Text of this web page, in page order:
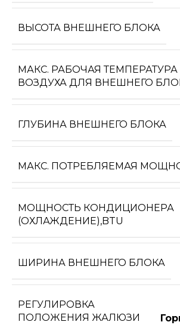
ВЫСОТА ВНЕШНЕГО БЛОКА
МАКС. РАБОЧАЯ ТЕМПЕРАТУРА
ВОЗДУХА ДЛЯ ВНЕШНЕГО
ГЛУБИНА ВНЕШНЕГО БЛОКА
МАКС. ПОТРЕБЛЯЕМАЯ
МОЩНОСТЬ КОНДИЦИОНЕРА
(ОХЛАЖДЕНИЕ),BTU
ШИРИНА ВНЕШНЕГО БЛОКА
РЕГУЛИРОВКА
ПОЛОЖЕНИЯ ЖАЛЮЗИ